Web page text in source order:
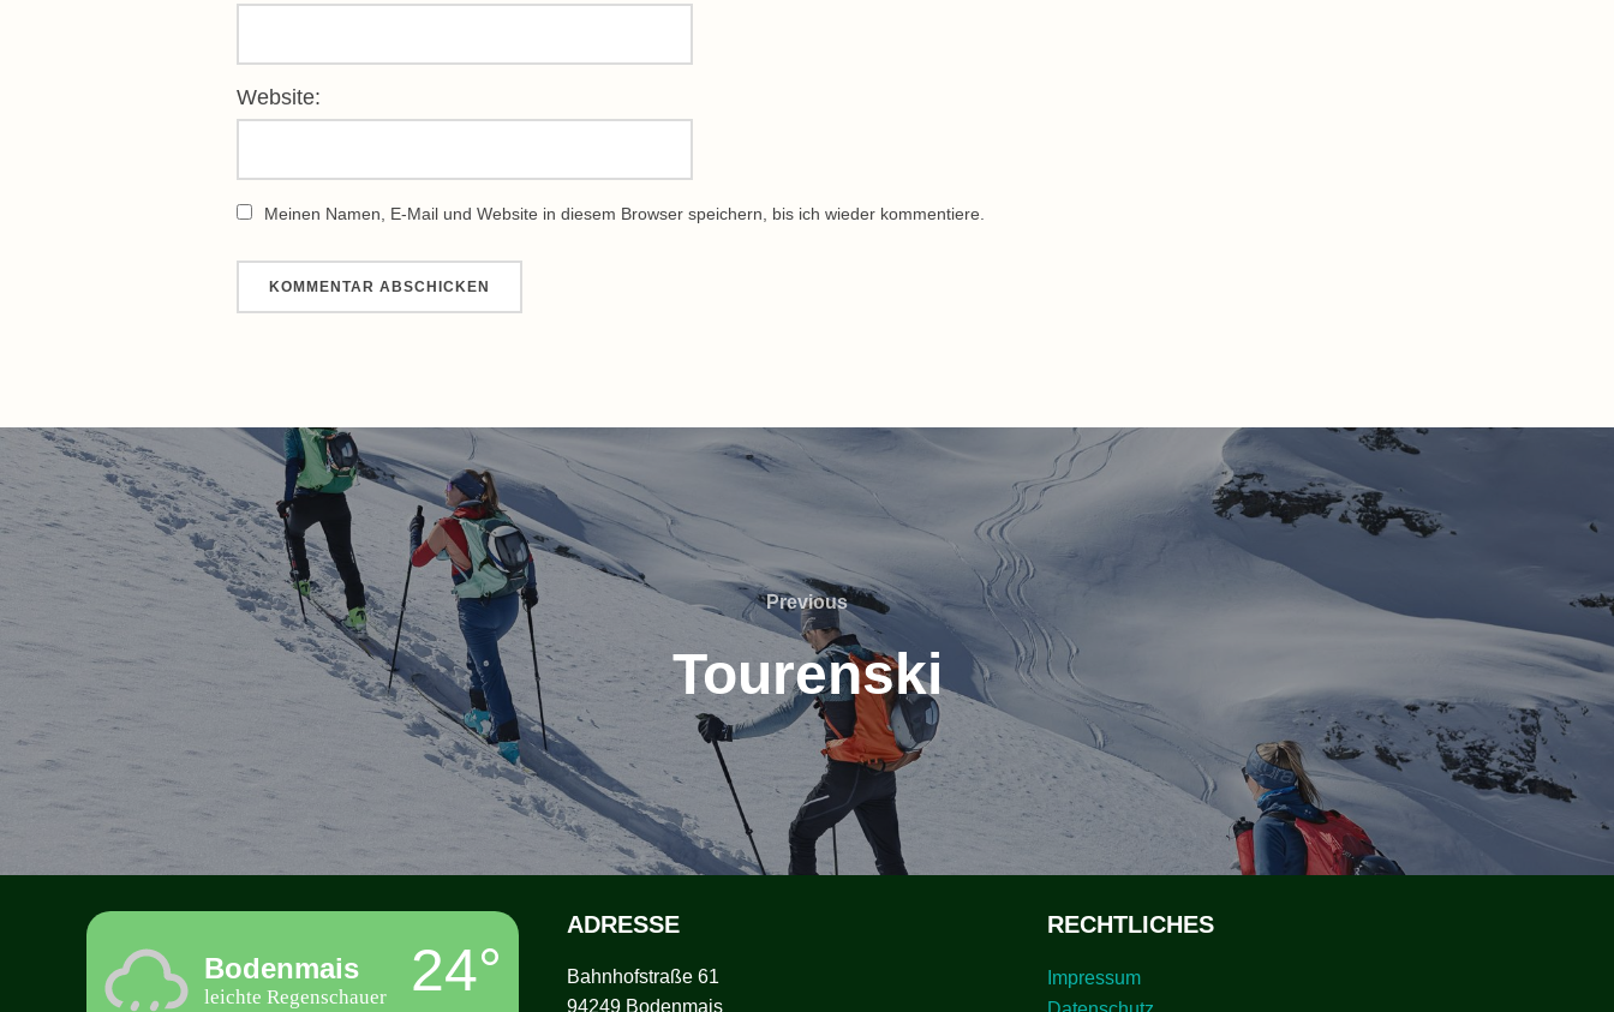
Website:
Meinen Namen, E-Mail und Website in diesem Browser speichern, bis ich wieder kommentiere.
Beitragsnavigation
Previous
Previous
Tourenski
Bodenmais
leichte Regenschauer 24°
ADRESSE
Bahnhofstraße 61
94249 Bodenmais
RECHTLICHES
Impressum